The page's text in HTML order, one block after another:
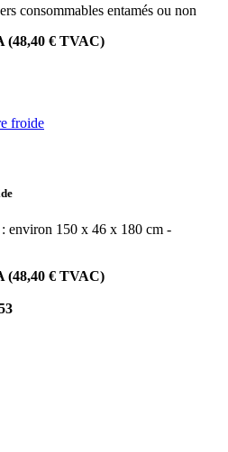
consommables entamés ou non
(48,40 € TVAC)
environ 150 x 46 x 180 cm -
(48,40 € TVAC)